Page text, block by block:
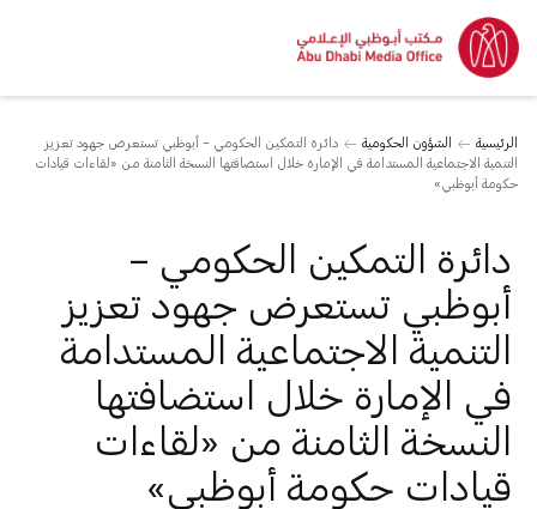
الرئيسية الشؤون الحكومية
دائرة التمكين الحكومي – أبوظبي تستعرض جهود تعزيز
التنمية الاجتماعية المستدامة في الإمارة خلال استضافتها النسخة الثامنة من «لقاءات قيادات
حكومة أبوظبي»
دائرة التمكين الحكومي –
أبوظبي تستعرض جهود تعزيز
التنمية الاجتماعية المستدامة
في الإمارة خلال استضافتها
النسخة الثامنة من «لقاءات
قيادات حكومة أبوظبي»